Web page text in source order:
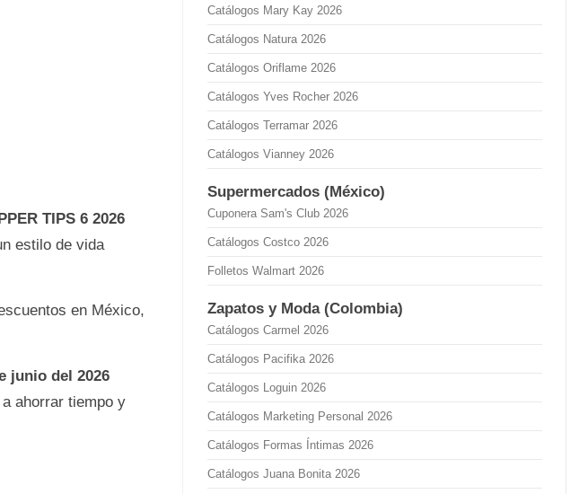
TIPS 6 2026
estilo de vida
en México,
junio del 2026
ahorrar tiempo y
Catálogos Mary Kay 2026
Catálogos Natura 2026
Catálogos Oriflame 2026
Catálogos Yves Rocher 2026
Catálogos Terramar 2026
Catálogos Vianney 2026
Supermercados (México)
Cuponera Sam's Club 2026
Catálogos Costco 2026
Folletos Walmart 2026
Zapatos y Moda (Colombia)
Catálogos Carmel 2026
Catálogos Pacifika 2026
Catálogos Loguin 2026
Catálogos Marketing Personal 2026
Catálogos Formas Íntimas 2026
Catálogos Juana Bonita 2026